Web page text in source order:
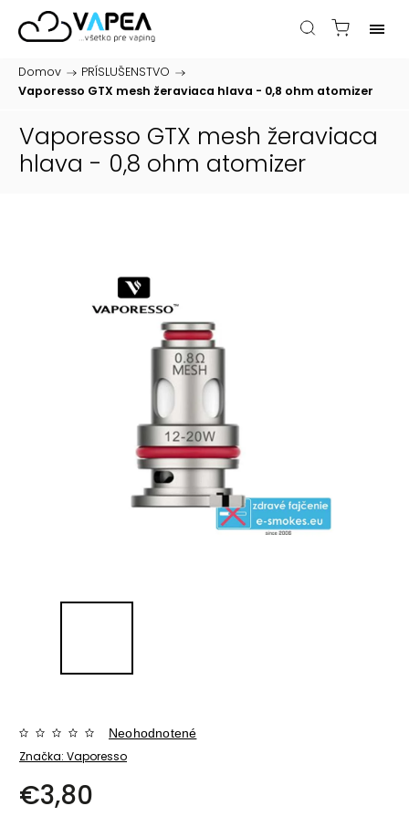
Domov / PRÍSLUŠENSTVO /
Vaporesso GTX mesh žeraviaca hlava - 0,8 ohm atomizer
Vaporesso GTX mesh žeraviaca
hlava - 0,8 ohm atomizer
Značka: Vaporesso
Neohodnotené
€3,80